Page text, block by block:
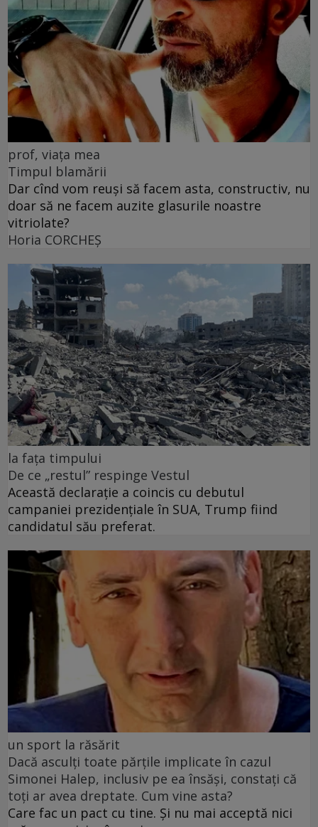
prof, viața mea
Timpul blamării
Dar cînd vom reuși să facem asta, constructiv, nu
doar să ne facem auzite glasurile noastre
vitriolate?
Horia CORCHEŞ
la fața timpului
De ce „restul” respinge Vestul
Această declarație a coincis cu debutul
campaniei prezidențiale în SUA, Trump fiind
candidatul său preferat.
un sport la răsărit
Dacă asculți toate părțile implicate în cazul
Simonei Halep, inclusiv pe ea însăși, constați că
toți ar avea dreptate. Cum vine asta?
Care fac un pact cu tine. Și nu mai acceptă nici